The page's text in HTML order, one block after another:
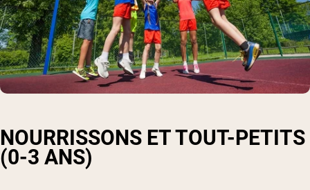
NOURRISSONS ET TOUT-PETITS
(0-3 ANS)